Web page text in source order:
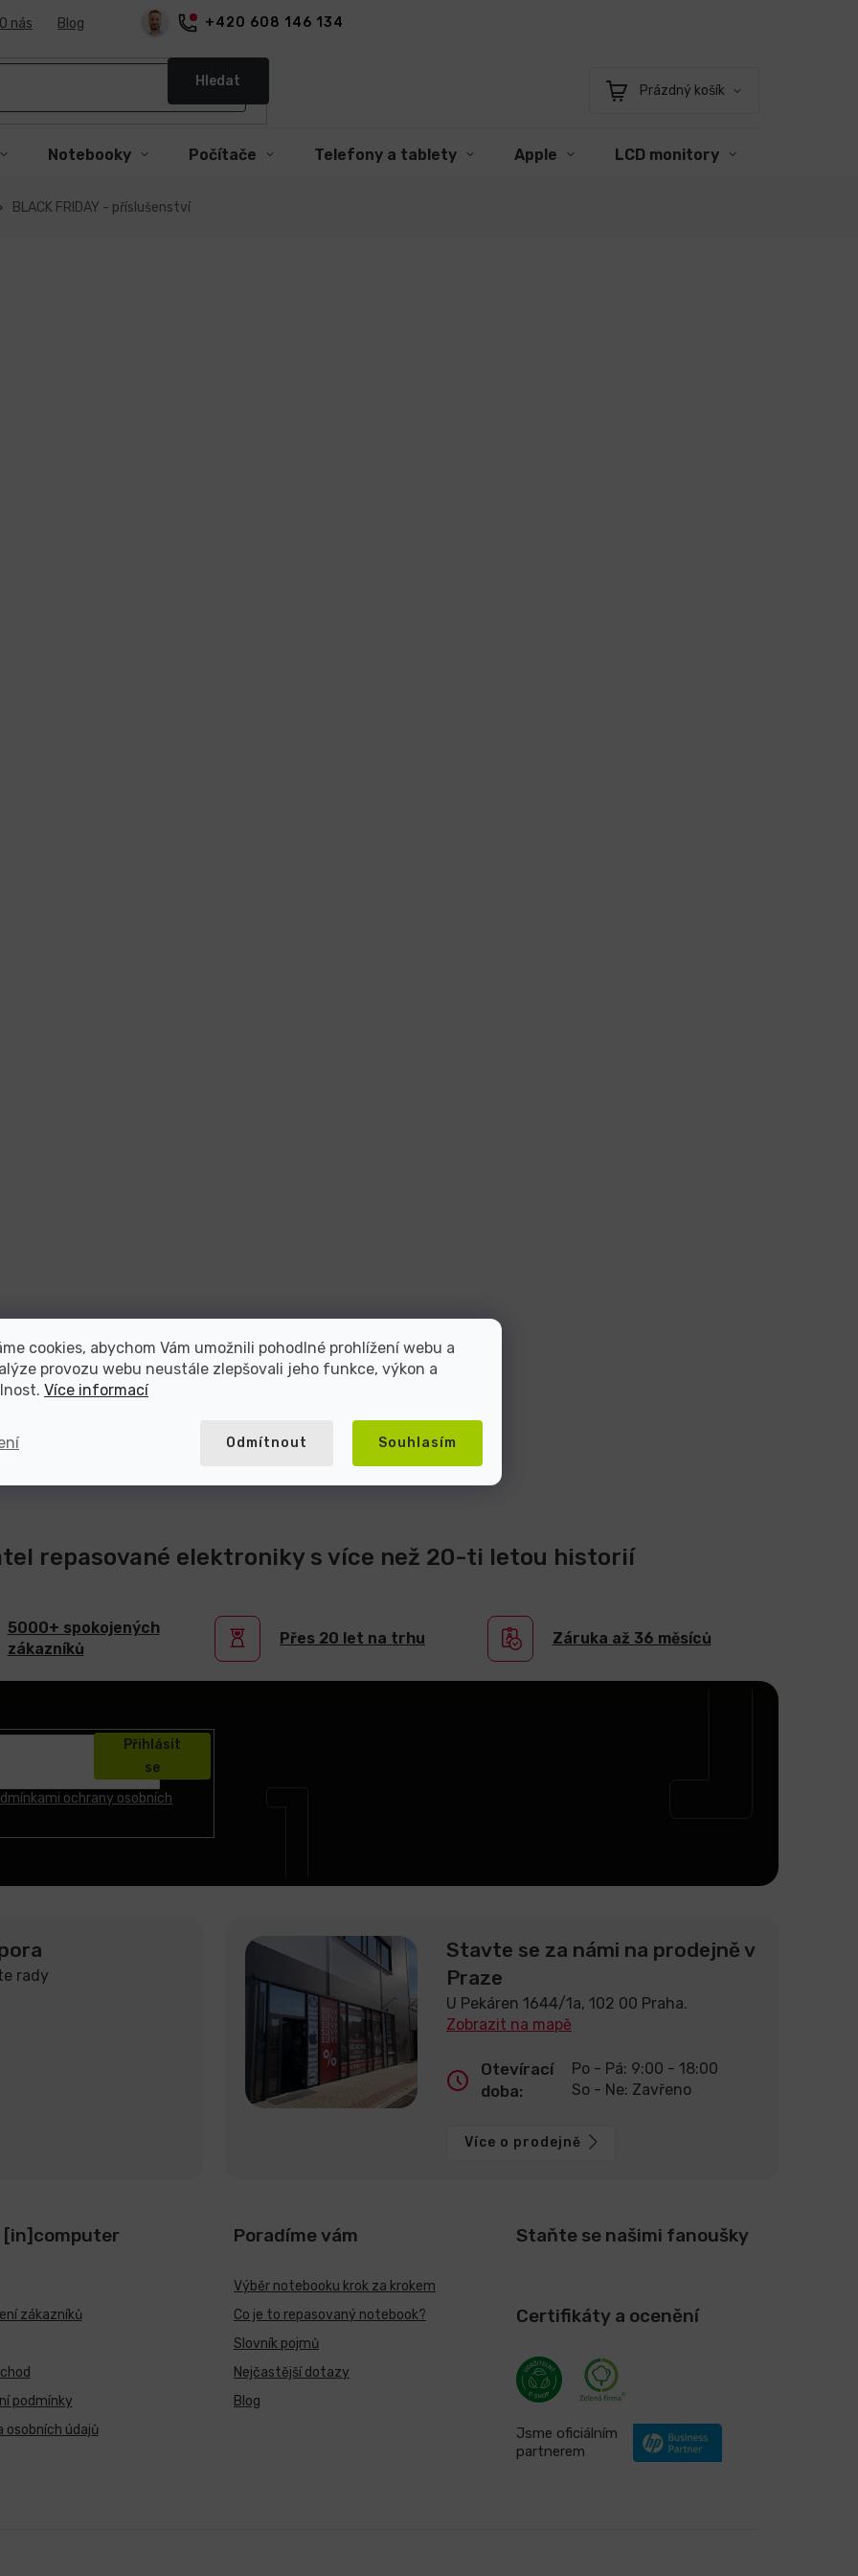
cookies, abychom Vám umožnili pohodlné prohlížení webu a
provozu webu neustále zlepšovali jeho funkce, výkon a
Více informací
Odmítnout Souhlasím
+420 608 146 134
O nás Blog
Hledat
Nákupní
Prázdný košík
Notebooky Počítače Telefony a tablety Apple LCD monitory
BLACK FRIDAY - příslušenství
repasované elektroniky s více než 20-ti letou historií
5000+ spokojených
zákazníků
Přes 20 let na trhu Záruka až 36 měsíců
ochrany osobních
Přihlásit
se
rady
Stavte se za námi na prodejně v
Praze
U Pekáren 1644/1a, 102 00 Praha.
Zobrazit na mapě
Otevírací
doba:
Po - Pá: 9:00 - 18:00
So - Ne: Zavřeno
Více o prodejně
[in]computer
zákazníků
podmínky
osobních údajů
Poradíme vám
Výběr notebooku krok za krokem
Co je to repasovaný notebook?
Slovník pojmů
Nejčastější dotazy
Blog
Staňte se našimi fanoušky
Certifikáty a ocenění
Jsme oficiálním
partnerem